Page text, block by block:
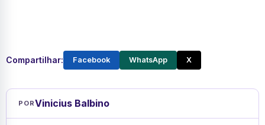
Compartilhar: Facebook WhatsApp X
PORVinicius Balbino